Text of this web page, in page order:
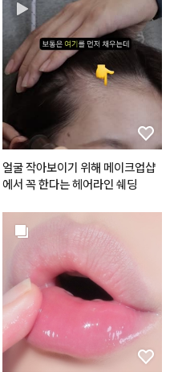
펄 없이는 깔끔하고 청순한 느낌인
펄 얹으면 발랄하고 사랑스러운 느
낌으로
메이크업을 연출하실 수 있어요!
그리고 다이브 워터 틴트 4호
리즈인
새끼 손가락 만한 미니미도 같이 들
어있어용!
안개낀듯한 차분한 뮤트핑크로
팔레트와도 찰떡궁합인 컬러!
블러셔로 사용해도 잘어울리죠?💕
에디션으로 올 여름 파
우치도 가볍게,
메이크업도 시원상큼하게 연출해
보세요👙🏊🏻‍♀️💓
#광고#쿨톤키트#미니키트#
틴트 #섀도우팔레트
#워터틴트
#쿨톤메이크업#시원한밝은핑크
오일감이 느껴지지 않는 그야말로
리얼 벨벳!감의
파우더리함을 지닌 #무광틴트 예
요🙃
벨벳제형의 립 제품들 많이 사용해
봤는데
브리즈벨벳틴트의 경우 포슬포슬
한 질감이
리얼로 살아있는 #솜털벨벳 의 #
민글레틴트 랍니다 (❛ө❛)
더가 입술 주름 사이를
부드럽게 매꿔주어 매끈하고 보송
그래서 묻어남도 적고 사용감도 편
안해서
마스크 착용에도 답답함 없이 사용
할 수 있다는 거 😘
@flynn.cosmetic
얼굴 작아보이기 위해 메이크업샵
에서 꼭 한다는 헤어라인 쉐딩